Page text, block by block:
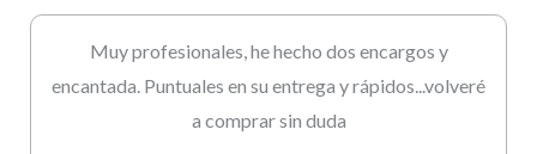
Muy profesionales, he hecho dos encargos y
encantada. Puntuales en su entrega y rápidos...volveré
a comprar sin duda